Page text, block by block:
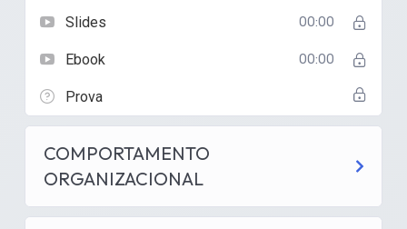
Slides 00:00
Ebook 00:00
Prova
COMPORTAMENTO
ORGANIZACIONAL